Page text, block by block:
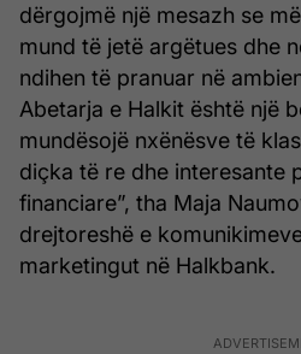
dërgojmë një mesazh se
mund të jetë argëtues dhe
ndihen të pranuar në
Abetarja e Halkit është një
mundësojë nxënësve të
diçka të re dhe interesante
financiare”, tha Maja
drejtoreshë e
marketingut në Halkbank.